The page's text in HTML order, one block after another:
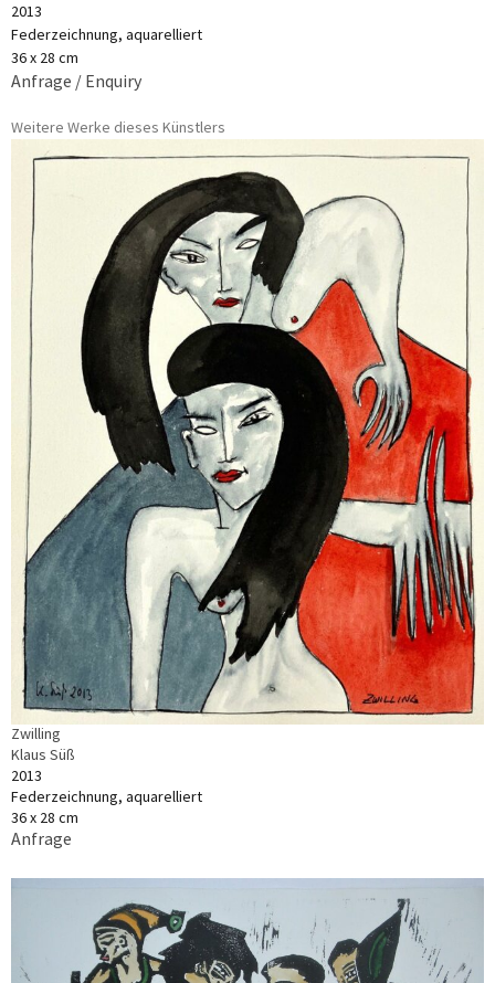
2013
Federzeichnung, aquarelliert
36 x 28 cm
Anfrage / Enquiry
Weitere Werke dieses Künstlers
Zwilling
Klaus Süß
2013
Federzeichnung, aquarelliert
36 x 28 cm
Anfrage